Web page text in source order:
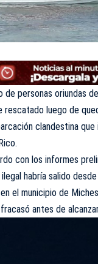
de personas oriundas
rescatado luego de
clandestina
con los informes
habría salido
en el municipio de
antes de